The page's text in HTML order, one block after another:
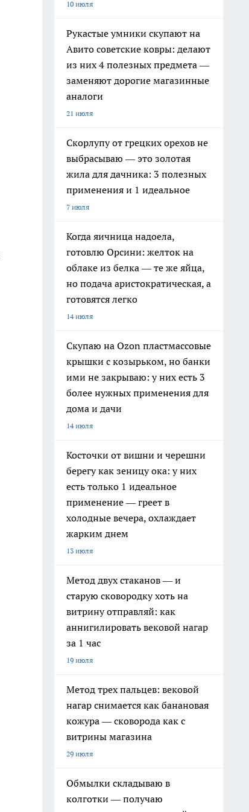
10 июля
Рукастые умники скупают на
Авито советские ковры: делают
из них 4 полезных предмета —
заменяют дорогие магазинные
аналоги
21 июля
Скорлупу от грецких орехов не
выбрасываю — это золотая
жила для дачника: 3 полезных
применения и 1 идеальное
7 июля
Когда яичница надоела,
готовлю Орсини: желток на
облаке из белка — те же яйца,
но подача аристократическая, а
готовятся легко
14 июля
Скупаю на Ozon пластмассовые
крышки с козырьком, но банки
ими не закрываю: у них есть 3
более нужных применения для
дома и дачи
14 июля
Косточки от вишни и черешни
берегу как зеницу ока: у них
есть только 1 идеальное
применение — греет в
холодные вечера, охлаждает
жарким днем
13 июля
Метод двух стаканов — и
старую сковородку хоть на
витрину отправляй: как
аннигилировать вековой нагар
за 1 час
19 июля
Метод трех пальцев: вековой
нагар снимается как банановая
кожура — сковорода как с
витрины магазина
29 июля
Обмылки складываю в
колготки — получаю